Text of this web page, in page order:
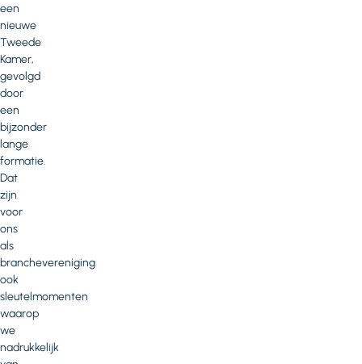
een
nieuwe
Tweede
Kamer,
gevolgd
door
een
bijzonder
lange
formatie.
Dat
zijn
voor
ons
als
branchevereniging
ook
sleutelmomenten
waarop
we
nadrukkelijk